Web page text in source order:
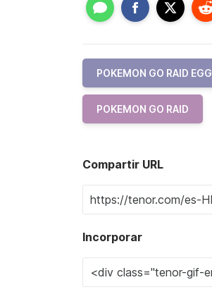
POKEMON GO RAID EGG
POKEMON GO RAID
Compartir URL
Incorporar